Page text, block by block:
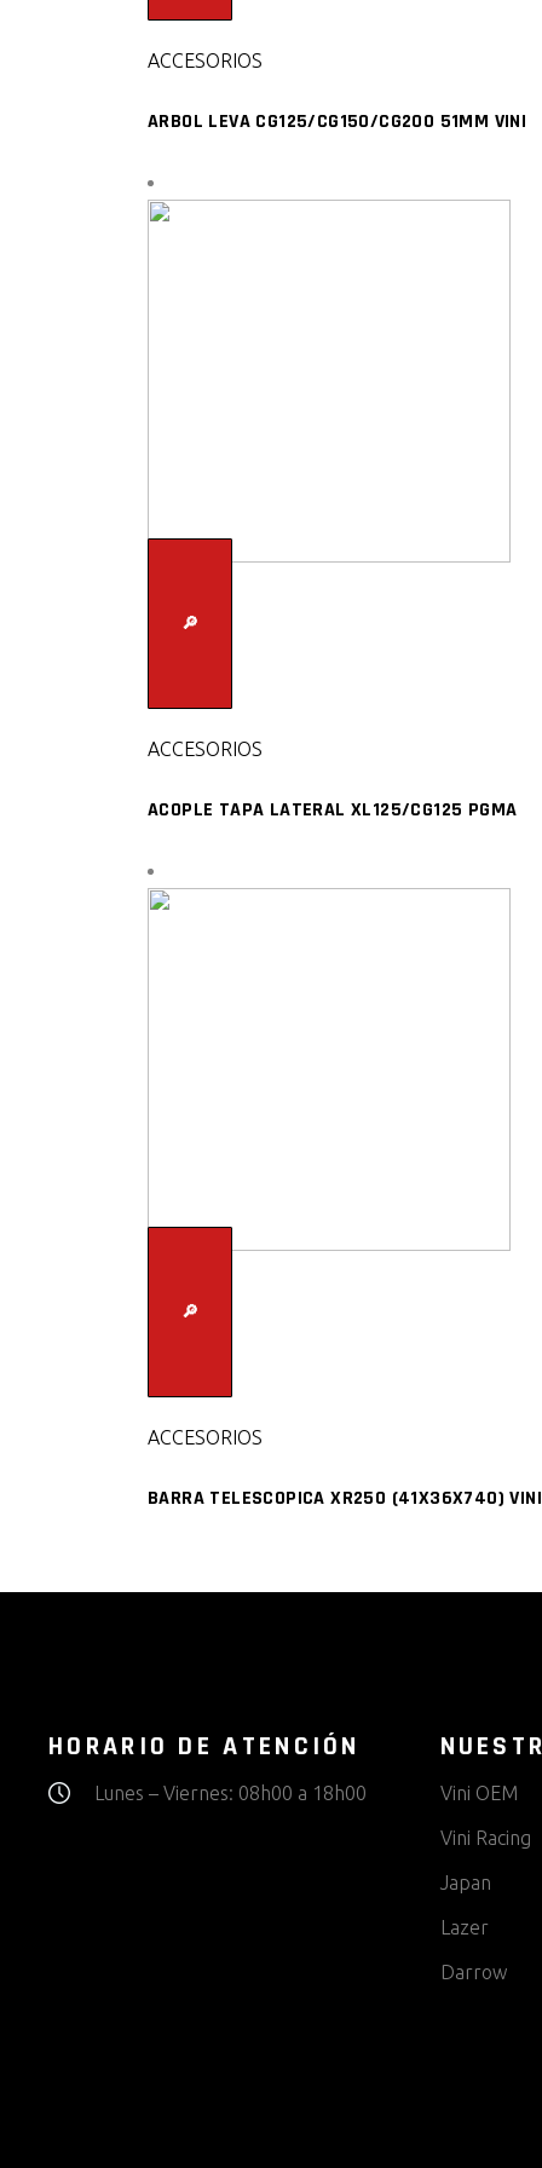
ACCESORIOS
ARBOL LEVA CG125/CG150/CG200 51MM VINI
🔎
ACCESORIOS
ACOPLE TAPA LATERAL XL125/CG125 PGMA
🔎
ACCESORIOS
BARRA TELESCOPICA XR250 (41X36X740) VINI
HORARIO DE ATENCIÓN
Lunes – Viernes: 08h00 a 18h00 Vini OEM
Vini Racing
Japan
Lazer
Darrow